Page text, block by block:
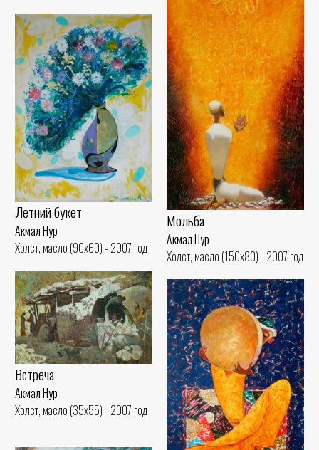
Мольба
Акмал Нур
Холст, масло (150x80) - 2007 год
Летний букет
Акмал Нур
Холст, масло (90x60) - 2007 год
Встреча
Акмал Нур
Холст, масло (35x55) - 2007 год